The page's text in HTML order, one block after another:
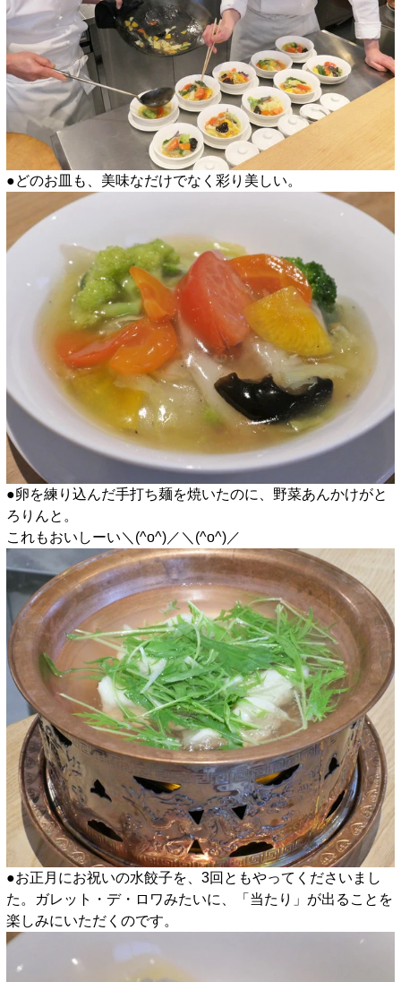
●どのお皿も、美味なだけでなく彩り美しい。
●卵を練り込んだ手打ち麺を焼いたのに、野菜あんかけがと
ろりんと。
これもおいしーい＼(^o^)／＼(^o^)／
●お正月にお祝いの水餃子を、3回ともやってくださいまし
た。ガレット・デ・ロワみたいに、「当たり」が出ることを
楽しみにいただくのです。